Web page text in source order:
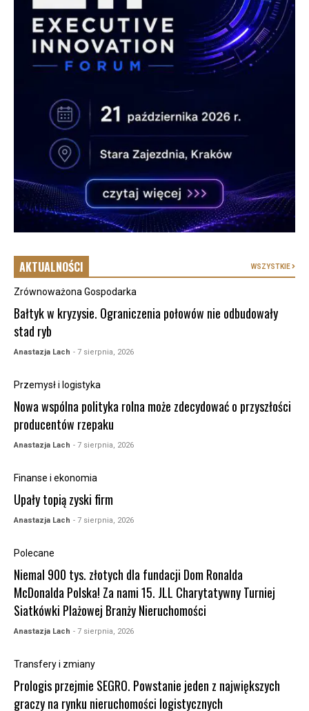
AKTUALNOŚCI WSZYSTKIE
Zrównoważona Gospodarka
Bałtyk w kryzysie. Ograniczenia połowów nie odbudowały
stad ryb
Anastazja Lach - 7 sierpnia, 2026
Przemysł i logistyka
Nowa wspólna polityka rolna może zdecydować o przyszłości
producentów rzepaku
Anastazja Lach - 7 sierpnia, 2026
Finanse i ekonomia
Upały topią zyski firm
Anastazja Lach - 7 sierpnia, 2026
Polecane
Niemal 900 tys. złotych dla fundacji Dom Ronalda
McDonalda Polska! Za nami 15. JLL Charytatywny Turniej
Siatkówki Plażowej Branży Nieruchomości
Anastazja Lach - 7 sierpnia, 2026
Transfery i zmiany
Prologis przejmie SEGRO. Powstanie jeden z największych
graczy na rynku nieruchomości logistycznych